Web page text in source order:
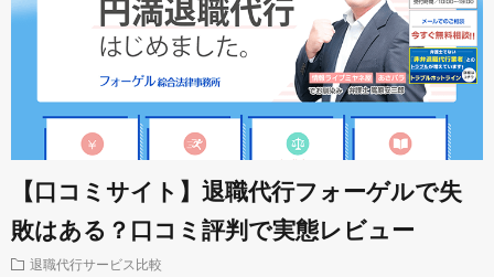
【口コミサイト】退職代行フォーゲルで失
敗はある？口コミ評判で実態レビュー
退職代行サービス比較